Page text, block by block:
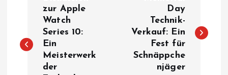
i
zur Apple
Watch
Series 10:
Ein
Meisterwerk
der
Day
Technik-
Verkauf: Ein
Fest für
Schnäppche
njäger